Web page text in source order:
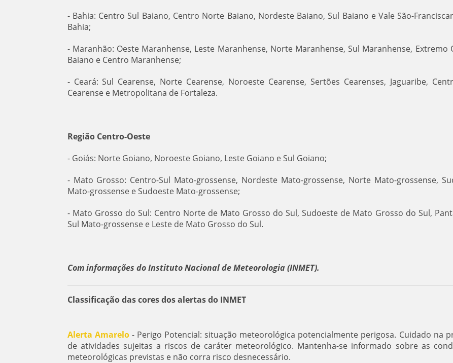
- Bahia: Centro Sul Baiano, Centro Norte Baiano, Nordeste Baiano, Sul Baiano e Vale São-
Bahia;
- Maranhão: Oeste Maranhense, Leste Maranhense, Norte Maranhense, Sul Maranhense, Extremo
Baiano e Centro Maranhense;
- Ceará: Sul Cearense, Norte Cearense, Noroeste Cearense, Sertões Cearenses, Jaguaribe,
Cearense e Metropolitana de Fortaleza.
Região Centro-Oeste
- Goiás: Norte Goiano, Noroeste Goiano, Leste Goiano e Sul Goiano;
- Mato Grosso: Centro-Sul Mato-grossense, Nordeste Mato-grossense, Norte Mato-grossense,
Mato-grossense e Sudoeste Mato-grossense;
- Mato Grosso do Sul: Centro Norte de Mato Grosso do Sul, Sudoeste de Mato Grosso do Sul,
Sul Mato-grossense e Leste de Mato Grosso do Sul.
Com informações do Instituto Nacional de Meteorologia (INMET).
Classificação das cores dos alertas do INMET
Alerta Amarelo- Perigo Potencial: situação meteorológica potencialmente perigosa. Cuidado na
de atividades sujeitas a riscos de caráter meteorológico. Mantenha-se informado sobre as
meteorológicas previstas e não corra risco desnecessário.